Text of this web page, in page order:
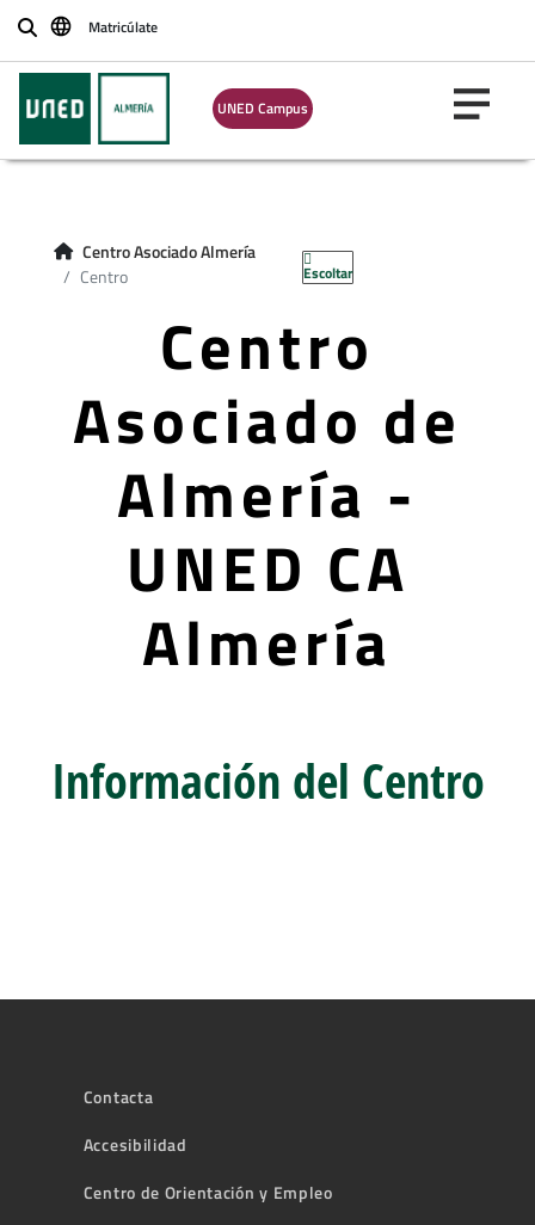
BuscarMatricúlate
UNED Campus
Centro Asociado Almería
Centro
Escoltar
Centro
Asociado de
Almería -
UNED CA
Almería
Información del Centro
Contacta
Accesibilidad
Centro de Orientación y Empleo